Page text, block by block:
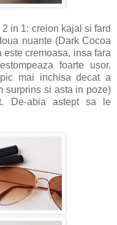
in 1: creion kajal si fard
nuante (Dark Cocoa
cremoasa, insa fara
foarte usor.
mai inchisa decat a
surprins si asta in poze)
De-abia astept sa le